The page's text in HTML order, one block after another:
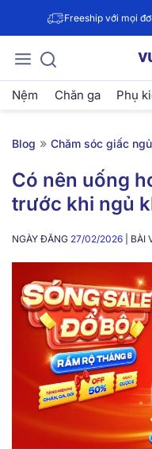
Freeship với mọi
Nệm Chăn ga Phụ
Blog » Chăm sóc giấc ngủ
Có nên uống
trước khi ngủ
NGÀY ĐĂNG 27/02/2026 | BÀI